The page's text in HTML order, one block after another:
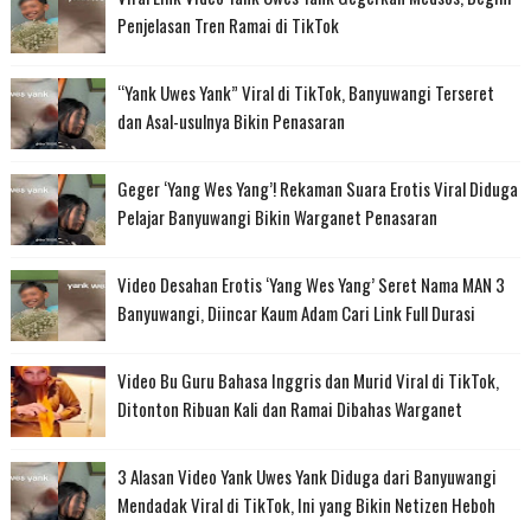
Penjelasan Tren Ramai di TikTok
“Yank Uwes Yank” Viral di TikTok, Banyuwangi Terseret
dan Asal-usulnya Bikin Penasaran
Geger ‘Yang Wes Yang’! Rekaman Suara Erotis Viral Diduga
Pelajar Banyuwangi Bikin Warganet Penasaran
Video Desahan Erotis ‘Yang Wes Yang’ Seret Nama MAN 3
Banyuwangi, Diincar Kaum Adam Cari Link Full Durasi
Video Bu Guru Bahasa Inggris dan Murid Viral di TikTok,
Ditonton Ribuan Kali dan Ramai Dibahas Warganet
3 Alasan Video Yank Uwes Yank Diduga dari Banyuwangi
Mendadak Viral di TikTok, Ini yang Bikin Netizen Heboh